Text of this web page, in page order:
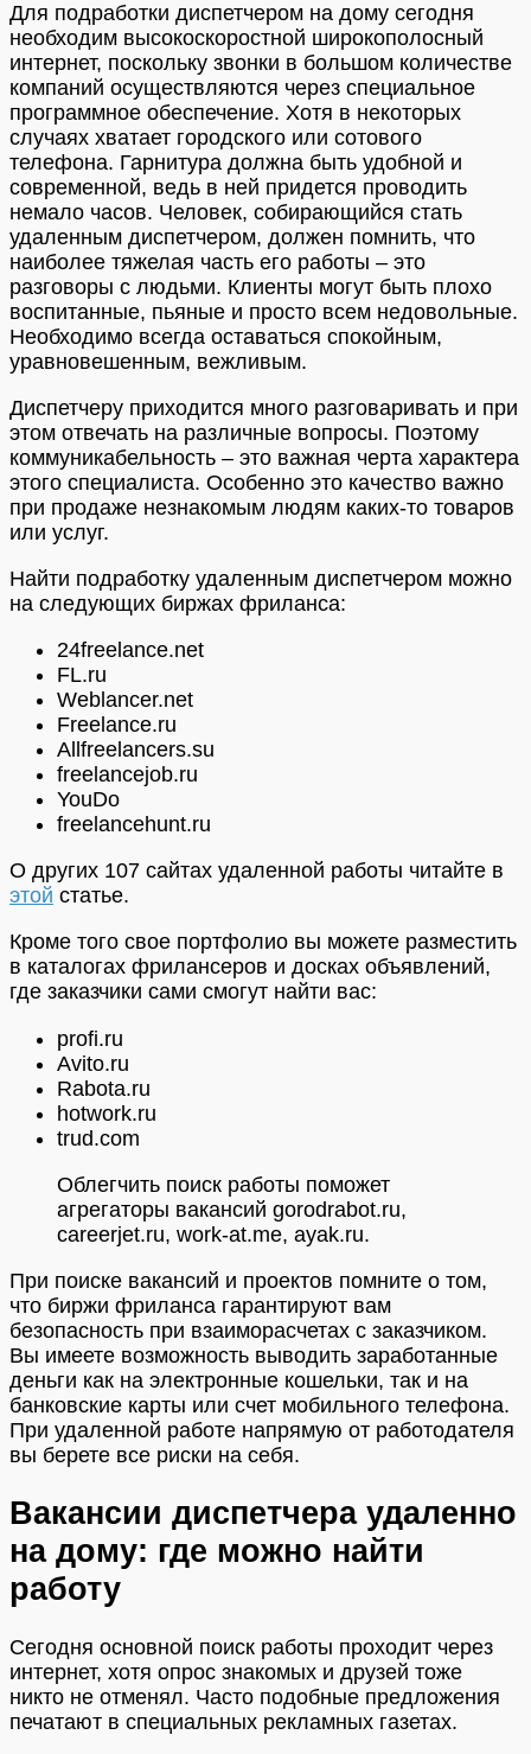
Для подработки диспетчером на дому сегодня
необходим высокоскоростной широкополосный
интернет, поскольку звонки в большом количестве
компаний осуществляются через специальное
программное обеспечение. Хотя в некоторых
случаях хватает городского или сотового
телефона. Гарнитура должна быть удобной и
современной, ведь в ней придется проводить
немало часов. Человек, собирающийся стать
удаленным диспетчером, должен помнить, что
наиболее тяжелая часть его работы – это
разговоры с людьми. Клиенты могут быть плохо
воспитанные, пьяные и просто всем недовольные.
Необходимо всегда оставаться спокойным,
уравновешенным, вежливым.
Диспетчеру приходится много разговаривать и при
этом отвечать на различные вопросы. Поэтому
коммуникабельность – это важная черта характера
этого специалиста. Особенно это качество важно
при продаже незнакомым людям каких-то товаров
или услуг.
Найти подработку удаленным диспетчером можно
на следующих биржах фриланса:
24freelance.net
FL.ru
Weblancer.net
Freelance.ru
Allfreelancers.su
freelancejob.ru
YouDo
freelancehunt.ru
О других 107 сайтах удаленной работы читайте в
этой статье.
Кроме того свое портфолио вы можете разместить
в каталогах фрилансеров и досках объявлений,
где заказчики сами смогут найти вас:
profi.ru
Avito.ru
Rabota.ru
hotwork.ru
trud.com
Облегчить поиск работы поможет
агрегаторы вакансий gorodrabot.ru,
careerjet.ru, work-at.me, ayak.ru.
При поиске вакансий и проектов помните о том,
что биржи фриланса гарантируют вам
безопасность при взаиморасчетах с заказчиком.
Вы имеете возможность выводить заработанные
деньги как на электронные кошельки, так и на
банковские карты или счет мобильного телефона.
При удаленной работе напрямую от работодателя
вы берете все риски на себя.
Вакансии диспетчера удаленно
на дому: где можно найти
работу
Сегодня основной поиск работы проходит через
интернет, хотя опрос знакомых и друзей тоже
никто не отменял. Часто подобные предложения
печатают в специальных рекламных газетах.